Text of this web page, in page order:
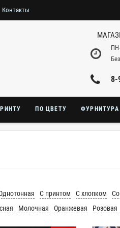
Контакты
8-
ПО ЦВЕТУ ФУРНИТУРА
С принтом С хлопком
Молочная Оранжевая Розовая